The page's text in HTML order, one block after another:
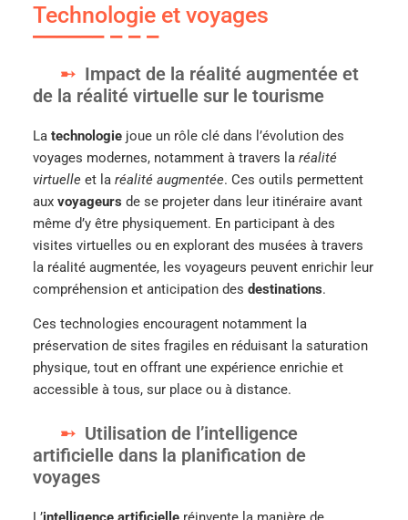
Technologie et voyages
Impact de la réalité augmentée et
de la réalité virtuelle sur le tourisme
La technologie joue un rôle clé dans l’évolution des
voyages modernes, notamment à travers la réalité
virtuelle et la réalité augmentée. Ces outils permettent
aux voyageurs de se projeter dans leur itinéraire avant
même d’y être physiquement. En participant à des
visites virtuelles ou en explorant des musées à travers
la réalité augmentée, les voyageurs peuvent enrichir leur
compréhension et anticipation des destinations.
Ces technologies encouragent notamment la
préservation de sites fragiles en réduisant la saturation
physique, tout en offrant une expérience enrichie et
accessible à tous, sur place ou à distance.
Utilisation de l’intelligence
artificielle dans la planification de
voyages